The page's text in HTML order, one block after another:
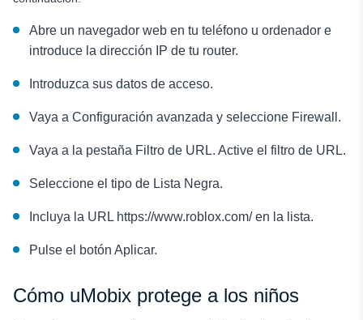
Abre un navegador web en tu teléfono u ordenador e
introduce la dirección IP de tu router.
Introduzca sus datos de acceso.
Vaya a Configuración avanzada y seleccione Firewall.
Vaya a la pestaña Filtro de URL. Active el filtro de URL.
Seleccione el tipo de Lista Negra.
Incluya la URL https://www.roblox.com/ en la lista.
Pulse el botón Aplicar.
Cómo uMobix protege a los niños